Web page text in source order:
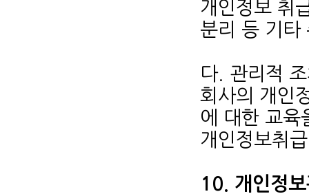
개인정보 취
분리 등 기타
다. 관리적
회사의 개인
에 대한 교육
개인정보취
10. 개인정